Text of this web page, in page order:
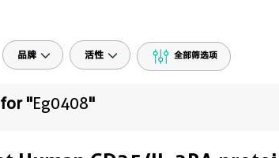
品牌 活性 全部筛选项
"Eg0408"